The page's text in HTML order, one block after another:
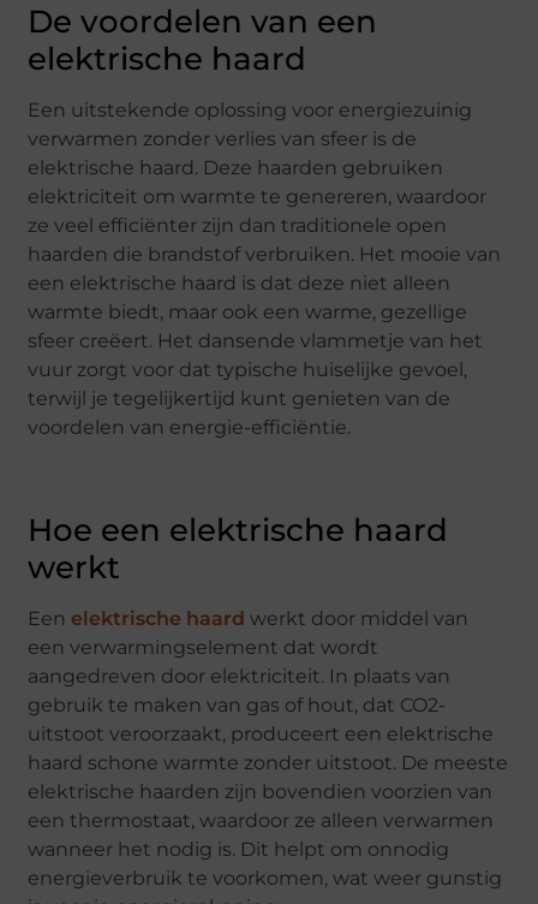
De voordelen van een
elektrische haard
Een uitstekende oplossing voor energiezuinig
verwarmen zonder verlies van sfeer is de
elektrische haard. Deze haarden gebruiken
elektriciteit om warmte te genereren, waardoor
ze veel efficiënter zijn dan traditionele open
haarden die brandstof verbruiken. Het mooie van
een elektrische haard is dat deze niet alleen
warmte biedt, maar ook een warme, gezellige
sfeer creëert. Het dansende vlammetje van het
vuur zorgt voor dat typische huiselijke gevoel,
terwijl je tegelijkertijd kunt genieten van de
voordelen van energie-efficiëntie.
Hoe een elektrische haard
werkt
Eenelektrische haard werkt door middel van
een verwarmingselement dat wordt
aangedreven door elektriciteit. In plaats van
gebruik te maken van gas of hout, dat CO2-
uitstoot veroorzaakt, produceert een elektrische
haard schone warmte zonder uitstoot. De meeste
elektrische haarden zijn bovendien voorzien van
een thermostaat, waardoor ze alleen verwarmen
wanneer het nodig is. Dit helpt om onnodig
energieverbruik te voorkomen, wat weer gunstig